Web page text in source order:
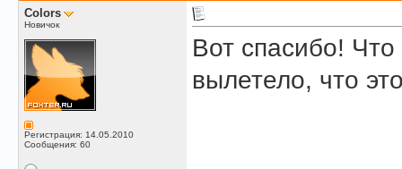
Colors
Новичок
Регистрация: 14.05.2010
Сообщения: 60
Вот спасибо! Что
вылетело, что